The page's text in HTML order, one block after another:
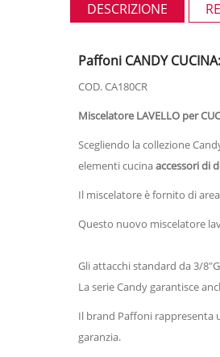
DESCRIZIONE
Paffoni CANDY
COD. CA180CR
Miscelatore LAVELLO per
Scegliendo la collezione
elementi cucinaaccessori di
Il miscelatore è fornito di
Questo nuovo miscelatore
Gli attacchi standard da 3/
La serie Candy garantisce
Il brand Paffoni rappresenta
garanzia.